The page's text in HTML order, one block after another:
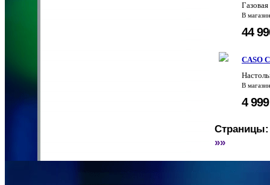
В
44
CASO
В
4
Страницы:
»»